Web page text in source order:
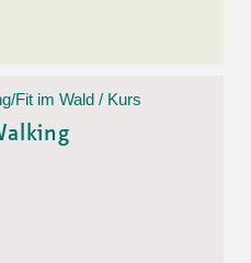
Fit im Wald / Kurs